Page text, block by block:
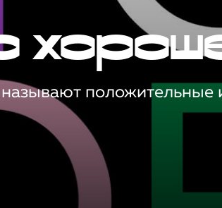
положительные